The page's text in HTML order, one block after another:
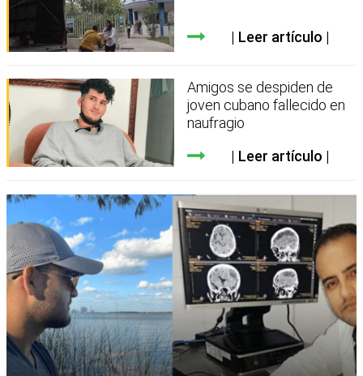
Leer artículo
Amigos se despiden de
joven cubano fallecido en
naufragio
Leer artículo